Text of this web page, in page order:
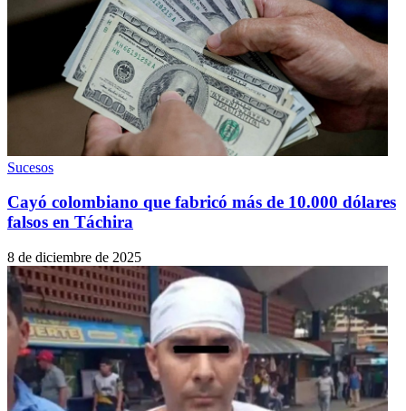
Sucesos
Cayó colombiano que fabricó más de 10.000 dólares
falsos en Táchira
8 de diciembre de 2025